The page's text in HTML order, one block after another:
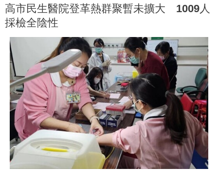
高市民生醫院登革熱群聚暫未擴大 1009人
採檢全陰性